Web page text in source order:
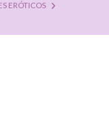
ERÓTICOS